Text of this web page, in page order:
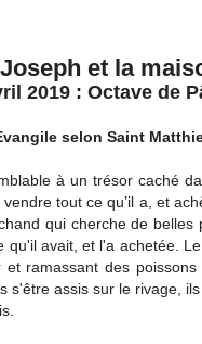
et la
2019 : Octave de
selon Saint
à un trésor caché
tout ce qu’il a, et
qui cherche de
avait, et l'a achetée.
ramassant des
s'être assis sur le rivage,